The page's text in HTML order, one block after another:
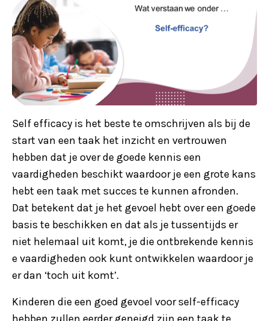
Self efficacy is het beste te omschrijven als bij de
start van een taak het inzicht en vertrouwen
hebben dat je over de goede kennis een
vaardigheden beschikt waardoor je een grote kans
hebt een taak met succes te kunnen afronden.
Dat betekent dat je het gevoel hebt over een goede
basis te beschikken en dat als je tussentijds er
niet helemaal uit komt, je die ontbrekende kennis
e vaardigheden ook kunt ontwikkelen waardoor je
er dan ‘toch uit komt’.
Kinderen die een goed gevoel voor self-efficacy